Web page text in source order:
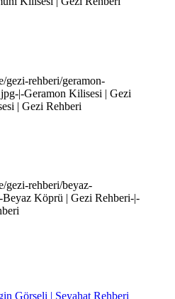
gezi-rehberi/geramon-
|-Geramon Kilisesi | Gezi
| Gezi Rehberi
gezi-rehberi/beyaz-
Köprü | Gezi Rehberi-|-